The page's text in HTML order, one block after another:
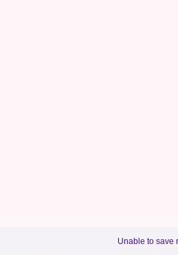
Unable to save